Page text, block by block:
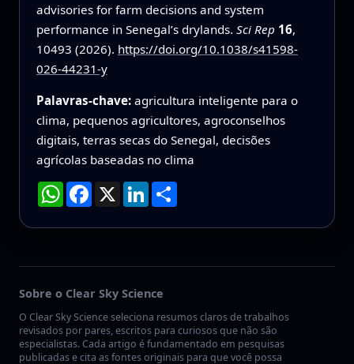
advisories for farm decisions and system
performance in Senegal’s drylands. Sci Rep 16,
10493 (2026). https://doi.org/10.1038/s41598-
026-44231-y
Palavras-chave: agricultura inteligente para o
clima, pequenos agricultores, agroconselhos
digitais, terras secas do Senegal, decisões
agrícolas baseadas no clima
WhatsApp
Facebook
X LinkedInCompartilhar
Sobre o Clear Sky Science
O Clear Sky Science seleciona resumos claros de trabalhos
revisados por pares, escritos para curiosos que não são
especialistas. Cada artigo é fundamentado em pesquisas
publicadas e cita as fontes originais para que você possa